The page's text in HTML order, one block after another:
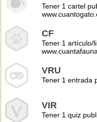
Tener 1 cartel
CF
Tener 1 artículo/
VRU
Tener 1 entrada
VIR
Tener 1 quiz